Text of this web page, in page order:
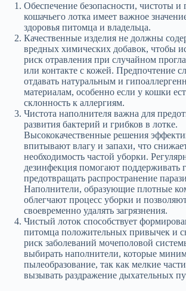
Обеспечение безопасности, чистоты и
кошачьего лотка имеет важное
здоровья питомца и владельца.
Качественные изделия не должны
вредных химических добавок, чтобы
риск отравления при случайном
или контакте с кожей. Предпочтение
отдавать натуральным и
материалам, особенно если у кошки
склонность к аллергиям.
Чистота наполнителя важна для
развития бактерий и грибков в лотке.
Высококачественные решения
впитывают влагу и запахи, что
необходимость частой уборки.
дезинфекция помогают поддерживать
предотвращать распространение
Наполнители, образующие плотные
облегчают процесс уборки и
своевременно удалять загрязнения.
Чистый лоток способствует
питомца положительных привычек и
риск заболеваний мочеполовой
выбирать наполнители, которые
пылеобразование, так как мелкие
вызывать раздражение дыхательных